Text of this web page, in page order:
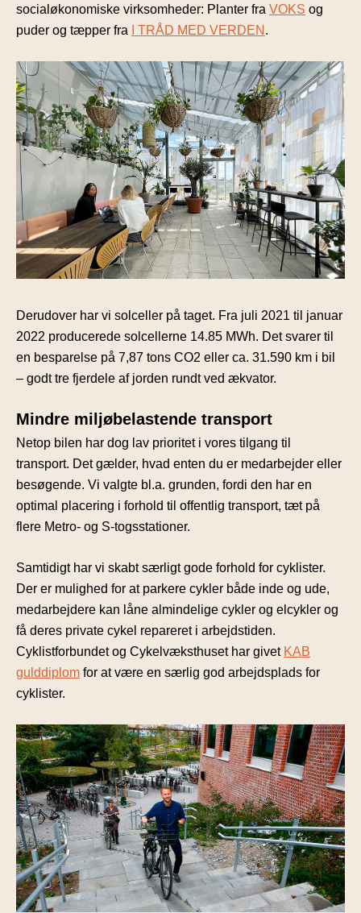
socialøkonomiske virksomheder: Planter fra VOKS og
puder og tæpper fra
I TRÅD MED VERDEN .
Derudover har vi solceller på taget. Fra juli 2021 til januar
2022 producerede solcellerne 14.85 MWh. Det svarer til
en besparelse på 7,87 tons CO2 eller ca. 31.590 km i bil
– godt tre fjerdele af jorden rundt ved ækvator.
Mindre miljøbelastende transport
Netop bilen har dog lav prioritet i vores tilgang til
transport. Det gælder, hvad enten du er medarbejder eller
besøgende. Vi valgte bl.a. grunden, fordi den har en
optimal placering i forhold til offentlig transport, tæt på
flere Metro- og S-togsstationer.
Samtidigt har vi skabt særligt gode forhold for cyklister.
Der er mulighed for at parkere cykler både inde og ude,
medarbejdere kan låne almindelige cykler og elcykler og
få deres private cykel repareret i arbejdstiden.
Cyklistforbundet og Cykelvæksthuset har givet KAB
gulddiplom for at være en særlig god arbejdsplads for
cyklister.